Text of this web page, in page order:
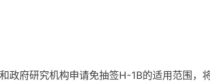
政府研究机构申请免抽签H-1B的适用范围，